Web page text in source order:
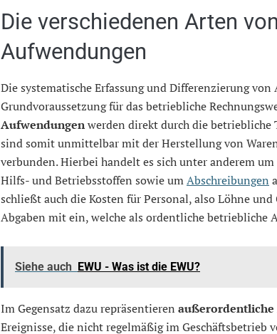
Die verschiedenen Arten von
Aufwendungen
Die systematische Erfassung und Differenzierung
Grundvoraussetzung für das betriebliche
Aufwendungenwerden direkt durch die betriebliche
sind somit unmittelbar mit der Herstellung von
verbunden. Hierbei handelt es sich unter anderem
Hilfs- und Betriebsstoffen sowie umAbschreibungen
schließt auch die Kosten für Personal, also Löhne
Abgaben mit ein, welche als ordentliche betriebliche
Siehe auch EWU - Was ist die EWU?
Im Gegensatz dazu repräsentieren
Ereignisse, die nicht regelmäßig im Geschäftsbetrieb